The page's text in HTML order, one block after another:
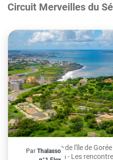
Circuit Merveilles du
À partir de
Par Thalasso
- La découverte de l'île de
delta du Saloum - Les